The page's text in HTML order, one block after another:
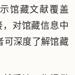
馆藏文献覆盖
，对馆藏信息中
可深度了解馆藏